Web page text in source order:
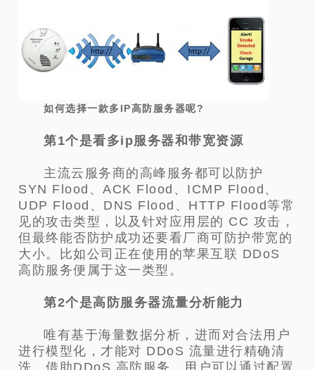
如何选择一款多IP高防服务器呢?
第1个是看多ip服务器和带宽资源
主流云服务商的高峰服务都可以防护
SYN Flood、ACK Flood、ICMP Flood、
UDP Flood、DNS Flood、HTTP Flood等常
见的攻击类型，以及针对应用层的 CC 攻击，
但最终能否防护成功还要看厂商可防护带宽的
大小。比如公司正在使用的苹果互联 DDoS
高防服务便属于这一类型。
第2个是高防服务器流量分析能力
唯有基于海量数据分析，进而对合法用户
进行模型化，才能对 DDoS 流量进行精确清
洗。借助DDoS 高防服务，用户可以通过配置